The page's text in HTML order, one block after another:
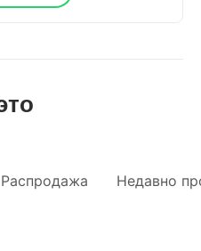
Распродажа Недавно